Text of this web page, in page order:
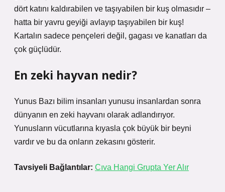
dört katını kaldırabilen ve taşıyabilen bir kuş olmasıdır –
hatta bir yavru geyiği avlayıp taşıyabilen bir kuş!
Kartalın sadece pençeleri değil, gagası ve kanatları da
çok güçlüdür.
En zeki hayvan nedir?
Yunus Bazı bilim insanları yunusu insanlardan sonra
dünyanın en zeki hayvanı olarak adlandırıyor.
Yunusların vücutlarına kıyasla çok büyük bir beyni
vardır ve bu da onların zekasını gösterir.
Tavsiyeli Bağlantılar: Cıva Hangi Grupta Yer Alır